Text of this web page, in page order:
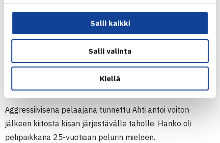
Salli kaikki
Salli valinta
Kiellä
”Hyvältä tuntuu voitto! Syöttö toimi koko kisan ajan
todella hyvin ja sen ympärille oli mukava rakentaa oma
peli. Peruspelaaminen oli hieman takkuista finaalissa ja
pieni selkäjumi vaikeutti pelaamista, mutta onnistuin siitä
huolimatta tärkeissä tilanteissa tänään. Luotin omaan
tekemiseen loppuun asti”, Ahti summasi.
Aggressiivisena pelaajana tunnettu Ahti antoi voiton
jälkeen kiitosta kisan järjestävälle taholle. Hanko oli
pelipaikkana 25-vuotiaan pelurin mieleen.